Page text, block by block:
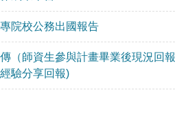
院校公務出國報告
（師資生參與計畫畢業後現況回報
驗分享回報)